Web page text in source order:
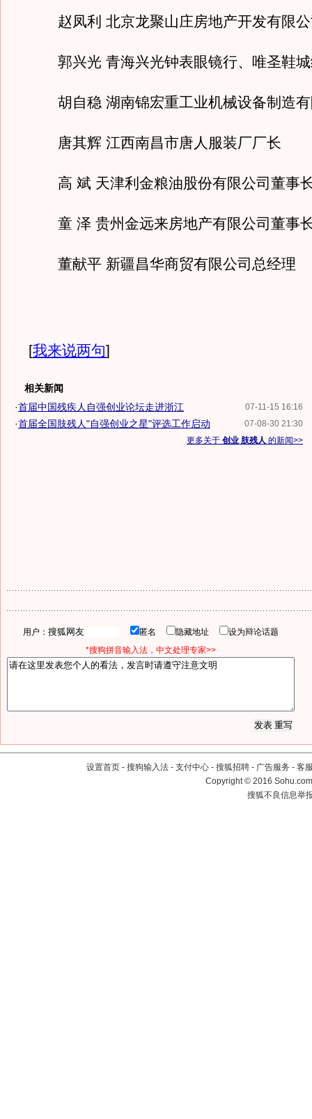
赵凤利 北京龙聚山庄房地产开发有限公
郭兴光 青海兴光钟表眼镜行、唯圣鞋城
胡自稳 湖南锦宏重工业机械设备制造有
唐其辉 江西南昌市唐人服装厂厂长
高 斌 天津利金粮油股份有限公司董事
童 泽 贵州金远来房地产有限公司董事
董献平 新疆昌华商贸有限公司总经理
[我来说两句]
相关新闻
07-11-15 16:16
·首届中国残疾人自强创业论坛走进浙江
07-08-30 21:30
·首届全国肢残人"自强创业之星"评选工作启动
更多关于 创业 肢残人 的新闻>>
用户： 匿名 隐藏地址
设为辩论话题
*搜狗拼音输入法，中文处理专家>>
设置首页 - 搜狗输入法 - 支付中心 - 搜狐招聘 - 广告服务 - 客
Copyright©2016
搜狐不良信息举